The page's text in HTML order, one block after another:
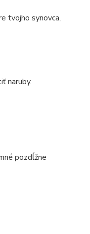
tvojho synovca,
naruby.
pozdĺžne